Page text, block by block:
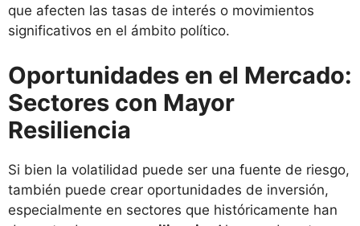
que afecten las tasas de interés o movimientos
significativos en el ámbito político.
Oportunidades en el Mercado:
Sectores con Mayor
Resiliencia
Si bien la volatilidad puede ser una fuente de riesgo,
también puede crear oportunidades de inversión,
especialmente en sectores que históricamente han